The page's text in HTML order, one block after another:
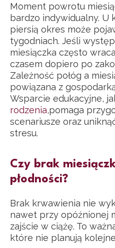
Moment powrotu
bardzo indywidualny. U
piersią okres może
tygodniach. Jeśli
miesiączka często
czasem dopiero po
Zależność połóg a
powiązana z
Wsparcie edukacyjne,
rodzenia,pomaga
scenariusze oraz
stresu.
Czy brak
płodności?
Brak krwawienia nie
nawet przy opóźnionej
zajście w ciążę. To
które nie planują